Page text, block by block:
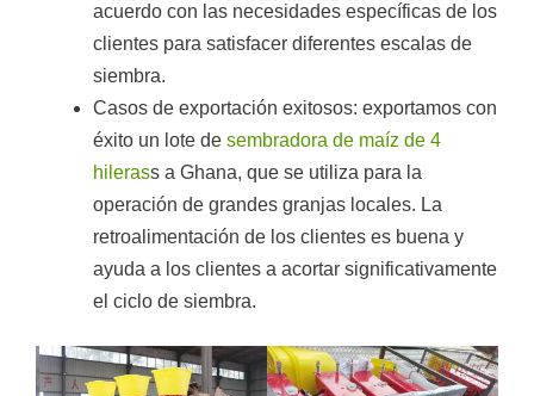
acuerdo con las necesidades específicas de los
clientes para satisfacer diferentes escalas de
siembra.
Casos de exportación exitosos: exportamos con
éxito un lote de sembradora de maíz de 4
hilerass a Ghana, que se utiliza para la
operación de grandes granjas locales. La
retroalimentación de los clientes es buena y
ayuda a los clientes a acortar significativamente
el ciclo de siembra.